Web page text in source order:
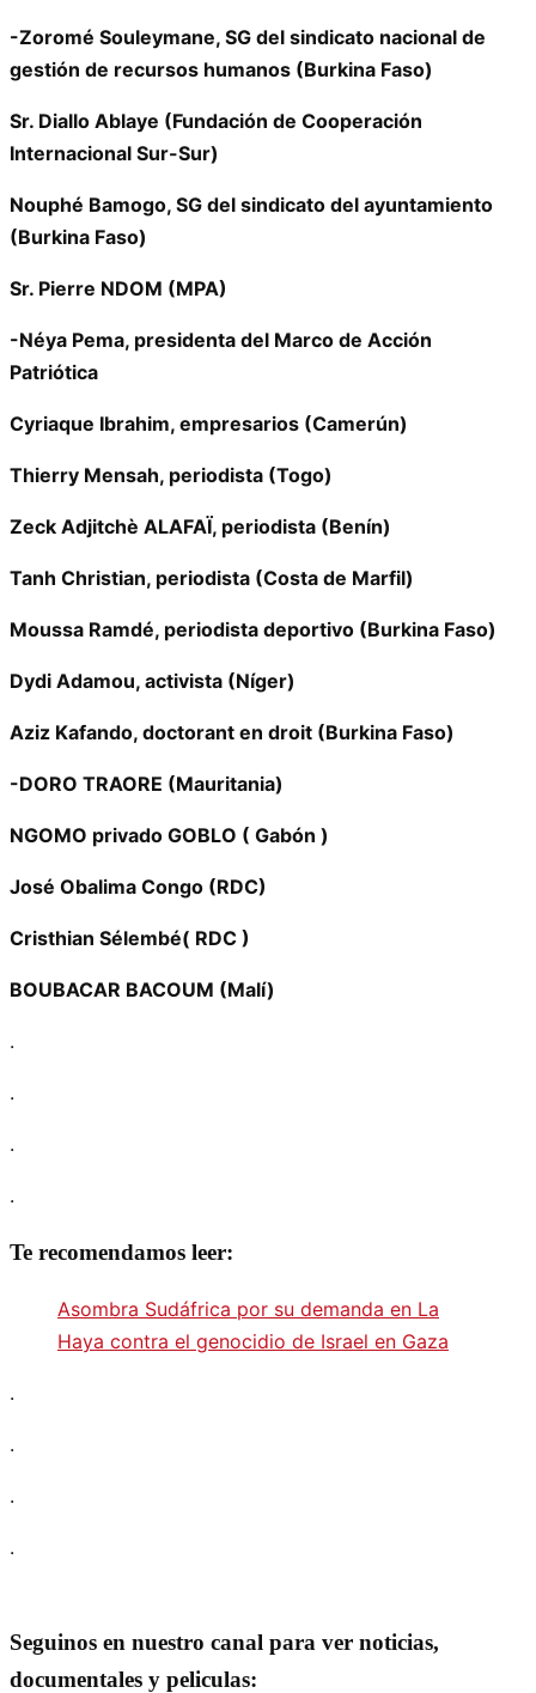
-Zoromé Souleymane, SG del sindicato nacional de
gestión de recursos humanos (Burkina Faso)
Sr. Diallo Ablaye (Fundación de Cooperación
Internacional Sur-Sur)
Nouphé Bamogo, SG del sindicato del ayuntamiento
(Burkina Faso)
Sr. Pierre NDOM (MPA)
-Néya Pema, presidenta del Marco de Acción
Patriótica
Cyriaque Ibrahim, empresarios (Camerún)
Thierry Mensah, periodista (Togo)
Zeck Adjitchè ALAFAÏ, periodista (Benín)
Tanh Christian, periodista (Costa de Marfil)
Moussa Ramdé, periodista deportivo (Burkina Faso)
Dydi Adamou, activista (Níger)
Aziz Kafando, doctorant en droit (Burkina Faso)
-DORO TRAORE (Mauritania)
NGOMO privado GOBLO ( Gabón )
José Obalima Congo (RDC)
Cristhian Sélembé( RDC )
BOUBACAR BACOUM (Malí)
.
.
.
.
Te recomendamos leer:
Asombra Sudáfrica por su demanda en La
Haya contra el genocidio de Israel en Gaza
.
.
.
.
Seguinos en nuestro canal para ver noticias,
documentales y peliculas: